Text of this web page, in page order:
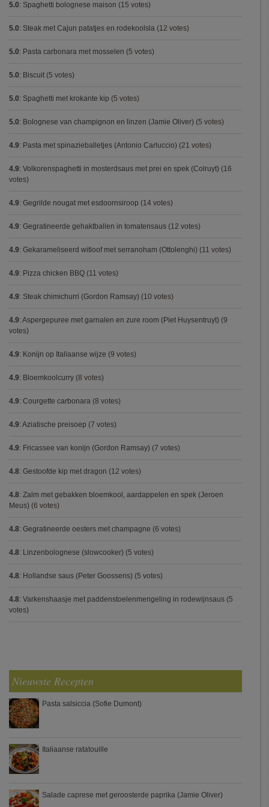
5.0: Spaghetti bolognese maison (15 votes)
5.0: Steak met Cajun patatjes en rodekoolsla (12 votes)
5.0: Pasta carbonara met mosselen (5 votes)
5.0: Biscuit (5 votes)
5.0: Spaghetti met krokante kip (5 votes)
5.0: Bolognese van champignon en linzen (Jamie Oliver) (5 votes)
4.9: Pasta met spinazieballetjes (Antonio Carluccio) (21 votes)
4.9: Volkorenspaghetti in mosterdsaus met prei en spek (Colruyt) (16
votes)
4.9: Gegrilde nougat met esdoornsiroop (14 votes)
4.9: Gegratineerde gehaktballen in tomatensaus (12 votes)
4.9: Gekarameliseerd witloof met serranoham (Ottolenghi) (11 votes)
4.9: Pizza chicken BBQ (11 votes)
4.9: Steak chimichurri (Gordon Ramsay) (10 votes)
4.9: Aspergepuree met garnalen en zure room (Piet Huysentruyt) (9
votes)
4.9: Konijn op Italiaanse wijze (9 votes)
4.9: Bloemkoolcurry (8 votes)
4.9: Courgette carbonara (8 votes)
4.9: Aziatische preisoep (7 votes)
4.9: Fricassee van konijn (Gordon Ramsay) (7 votes)
4.8: Gestoofde kip met dragon (12 votes)
4.8: Zalm met gebakken bloemkool, aardappelen en spek (Jeroen
Meus) (6 votes)
4.8: Gegratineerde oesters met champagne (6 votes)
4.8: Linzenbolognese (slowcooker) (5 votes)
4.8: Hollandse saus (Peter Goossens) (5 votes)
4.8: Varkenshaasje met paddenstoelenmengeling in rodewijnsaus (5
votes)
Nieuwste Recepten
Pasta salsiccia (Sofie Dumont)
Italiaanse ratatouille
Salade caprese met geroosterde paprika (Jamie Oliver)